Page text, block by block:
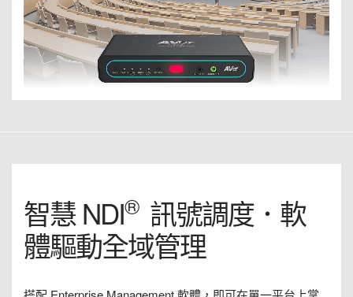
智慧 NDI® 訊號調度．軟
體驅動全域管理